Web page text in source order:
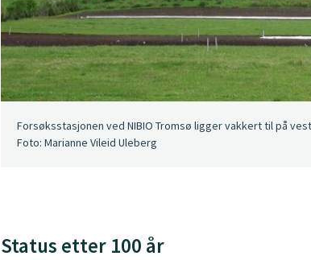
Forsøksstasjonen ved NIBIO Tromsø ligger vakkert til på
Foto: Marianne Vileid Uleberg
Status etter 100 år